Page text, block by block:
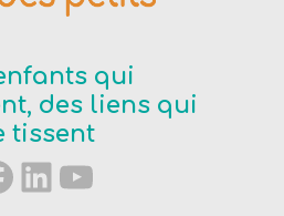
qui
des liens qui
tissent
LinkedIn
YouTube